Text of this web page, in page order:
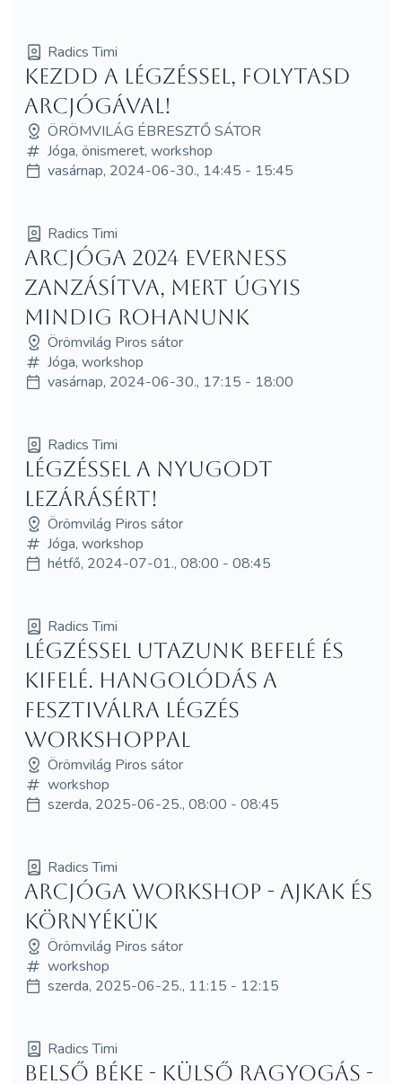
Radics Timi
Kezdd a légzéssel, folytasd
arcjógával!
ÖRÖMVILÁG ÉBRESZTŐ SÁTOR
Jóga, önismeret, workshop
vasárnap, 2024-06-30., 14:45 - 15:45
Radics Timi
Arcjóga 2024 Everness
zanzásítva, mert úgyis
mindig rohanunk
Örömvilág Piros sátor
Jóga, workshop
vasárnap, 2024-06-30., 17:15 - 18:00
Radics Timi
Légzéssel a nyugodt
lezárásért!
Örömvilág Piros sátor
Jóga, workshop
hétfő, 2024-07-01., 08:00 - 08:45
Radics Timi
Légzéssel utazunk befelé és
kifelé. Hangolódás a
fesztiválra légzés
workshoppal
Örömvilág Piros sátor
workshop
szerda, 2025-06-25., 08:00 - 08:45
Radics Timi
Arcjóga workshop - ajkak és
környékük
Örömvilág Piros sátor
workshop
szerda, 2025-06-25., 11:15 - 12:15
Radics Timi
Belső béke - külső ragyogás -